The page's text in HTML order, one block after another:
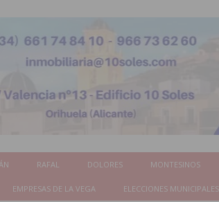
RAFAL DOLORES MONTESINOS
EMPRESAS DE LA VEGA ELECCIONES